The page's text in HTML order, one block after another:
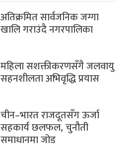
अतिक्रमित सार्वजनिक जग्गा
खालि गराउंदै नगरपालिका
महिला सशक्तीकरणसँगै जलवायु
सहनशीलता अभिवृद्धि प्रयास
चीन–भारत राजदूतसँग ऊर्जा
सहकार्य छलफल, चुनौती
समाधानमा जोड